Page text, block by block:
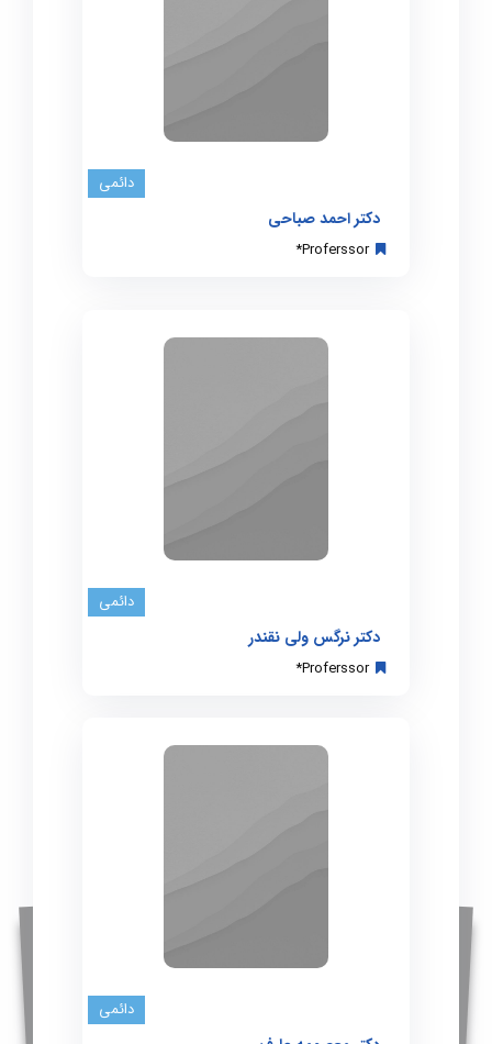
دائمی
دکتر احمد صباحی
Proferssor*
دائمی
دکتر نرگس ولی نقندر
Proferssor*
دائمی